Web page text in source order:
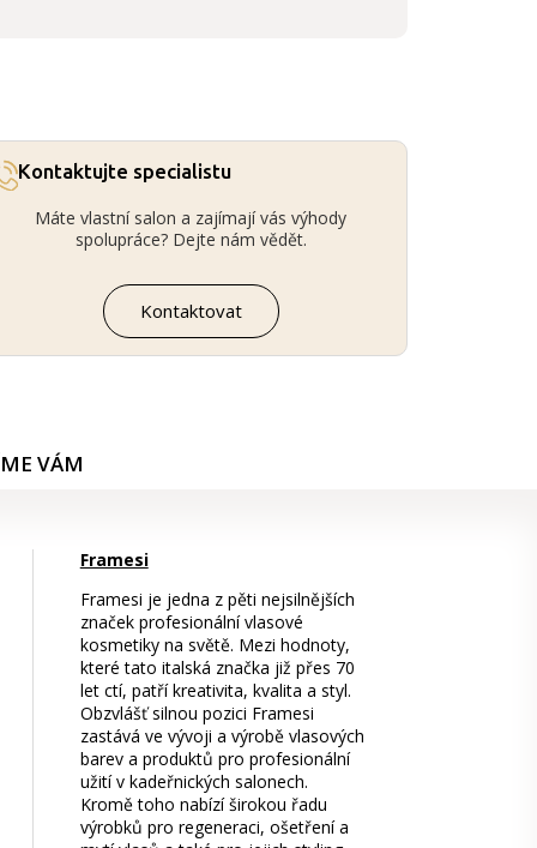
Kontaktujte specialistu
Máte vlastní salon a zajímají vás výhody
spolupráce? Dejte nám vědět.
Kontaktovat
VÁM
Framesi
Framesi je jedna z pěti nejsilnějších
značek profesionální vlasové
kosmetiky na světě. Mezi hodnoty,
které tato italská značka již přes 70
let ctí, patří kreativita, kvalita a styl.
Obzvlášť silnou pozici Framesi
zastává ve vývoji a výrobě vlasových
barev a produktů pro profesionální
užití v kadeřnických salonech.
Kromě toho nabízí širokou řadu
výrobků pro regeneraci, ošetření a